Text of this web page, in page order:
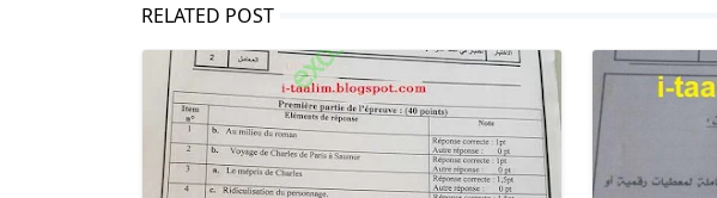
RELATED POST